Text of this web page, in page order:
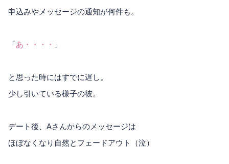
申込みやメッセージの通知が何件も。
「あ・・・・ 」
と思った時にはすでに遅し。
少し引いている様子の彼。
デート後、Aさんからのメッセージは
ほぼなくなり自然とフェードアウト（泣）